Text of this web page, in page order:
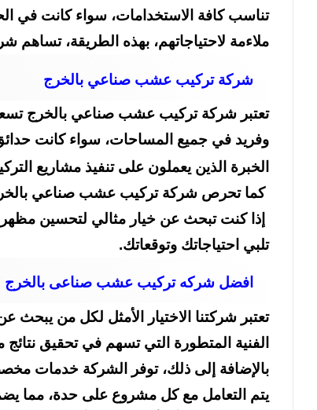
تناسب كافة الاستخدامات، سواء كانت في
ملاءمة لاحتياجاتهم، بهذه الطريقة، تساهم
شركة تركيب عشب صناعي بالخرج
تعتبر شركة تركيب عشب صناعي بالخرج
وفريد في جميع المساحات، سواء كانت
الخبرة الذين يعملون على تنفيذ مشاريع
كما تحرص شركة تركيب عشب صناعي بالخرج
إذا كنت تبحث عن خيار مثالي لتحسين
تلبي احتياجاتك وتوقعاتك.
افضل شركه تركيب عشب صناعى بالخرج 0554153997
تعتبر شركتنا الاختيار الأمثل لكل من
الفنية المتطورة التي تسهم في تحقيق
بالإضافة إلى ذلك، توفر الشركة خدمات
يتم التعامل مع كل مشروع على حدة، مما